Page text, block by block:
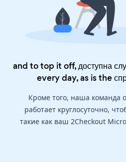
and to top it off, доступна
every day, as is the
Кроме того, наша команда
работает круглосуточно,
такие как ваш 2Checkout